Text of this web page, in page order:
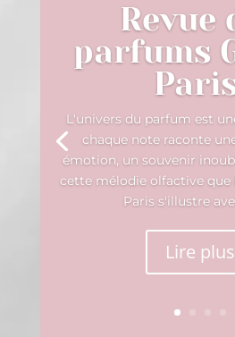
Revue
parfums
L'univers du parfum est
chaque note raconte
émotion, un souvenir
cette mélodie olfactive que
Paris s'illustre
Lire plus